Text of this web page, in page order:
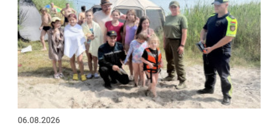
06.08.2026